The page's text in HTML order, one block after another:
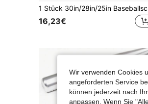
16,23€
Wir verwenden Cookies
angeforderten Service
können jederzeit nach
anpassen. Wenn Sie